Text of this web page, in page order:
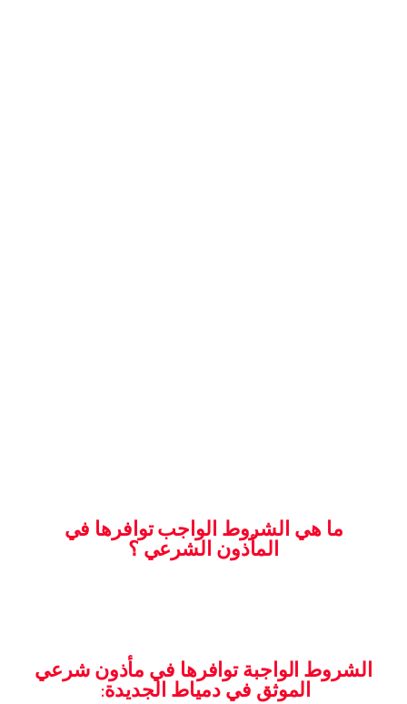
ما هي الشروط الواجب توافرها في
المأذون الشرعي ؟
الشروط الواجبة توافرها في مأذون شرعي
الموثق في دمياط الجديدة: